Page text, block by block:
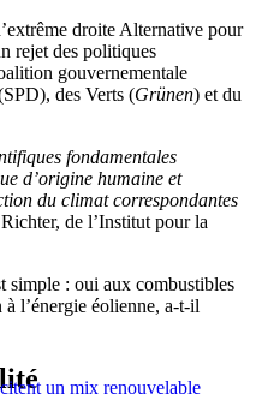
droite Alternative pour
rejet des politiques
gouvernementale
des Verts (Grünen) et du
fondamentales
d’origine humaine et
du climat correspondantes
de l’Institut pour la
: oui aux combustibles
l’énergie éolienne, a-t-il
un mix renouvelable